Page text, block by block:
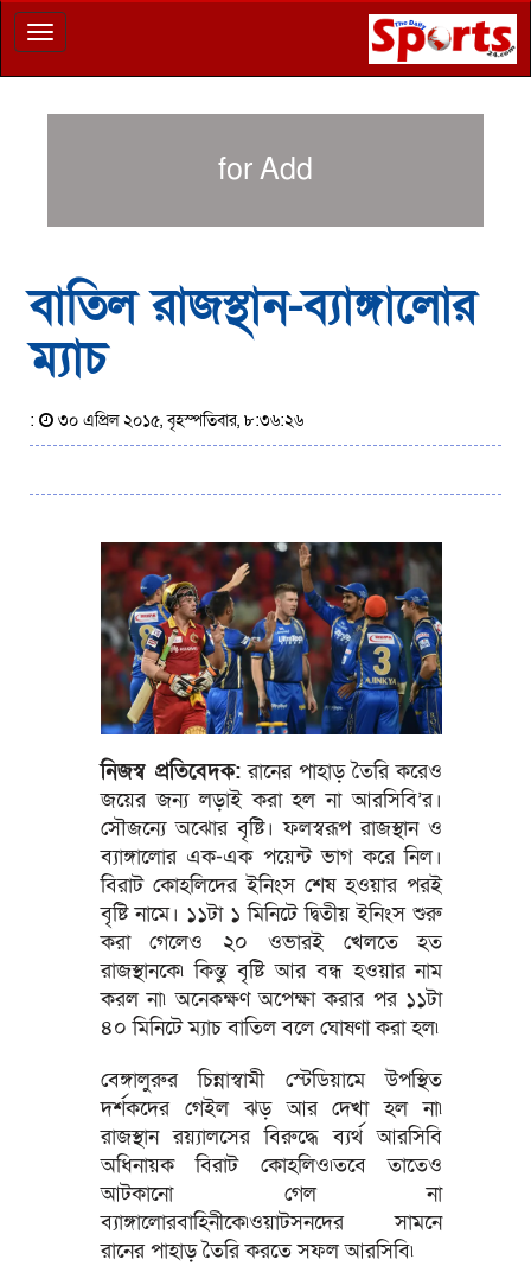
Toggle
navigation
for Add
বাতিল রাজস্থান-ব্যাঙ্গালোর
ম্যাচ
: ৩০ এপ্রিল ২০১৫, বৃহস্পতিবার, ৮:৩৬:২৬
নিজস্ব প্রতিবেদক:রানের পাহাড় তৈরি করেও
জয়ের জন্য লড়াই করা হল না আরসিবি’র।
সৌজন্যে অঝোর বৃষ্টি। ফলস্বরূপ রাজস্থান ও
ব্যাঙ্গালোর এক-এক পয়েন্ট ভাগ করে নিল।
বিরাট কোহলিদের ইনিংস শেষ হওয়ার পরই
বৃষ্টি নামে। ১১টা ১ মিনিটে দ্বিতীয় ইনিংস শুরু
করা গেলেও ২০ ওভারই খেলতে হত
রাজস্থানকে৷ কিন্তু বৃষ্টি আর বন্ধ হওয়ার নাম
করল না৷ অনেকক্ষণ অপেক্ষা করার পর ১১টা
৪০ মিনিটে ম্যাচ বাতিল বলে ঘোষণা করা হল৷
বেঙ্গালুরুর চিন্নাস্বামী স্টেডিয়ামে উপস্থিত
দর্শকদের গেইল ঝড় আর দেখা হল না৷
রাজস্থান রয়্যালসের বিরুদ্ধে ব্যর্থ আরসিবি
অধিনায়ক বিরাট কোহলিও৷তবে তাতেও
আটকানো গেল না
ব্যাঙ্গালোরবাহিনীকে৷ওয়াটসনদের সামনে
রানের পাহাড় তৈরি করতে সফল আরসিবি৷